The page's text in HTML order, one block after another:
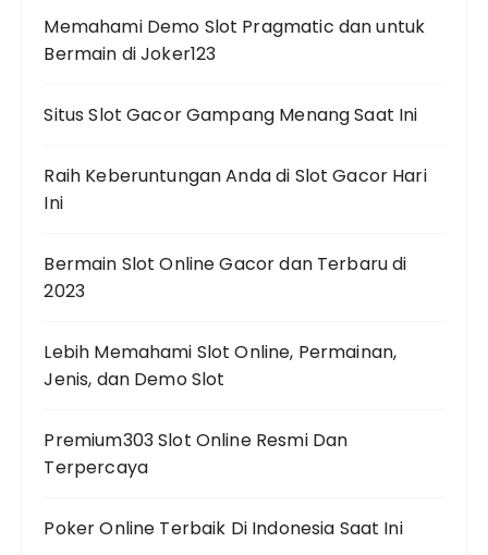
Memahami Demo Slot Pragmatic dan untuk
Bermain di Joker123
Situs Slot Gacor Gampang Menang Saat Ini
Raih Keberuntungan Anda di Slot Gacor Hari
Ini
Bermain Slot Online Gacor dan Terbaru di
2023
Lebih Memahami Slot Online, Permainan,
Jenis, dan Demo Slot
Premium303 Slot Online Resmi Dan
Terpercaya
Poker Online Terbaik Di Indonesia Saat Ini